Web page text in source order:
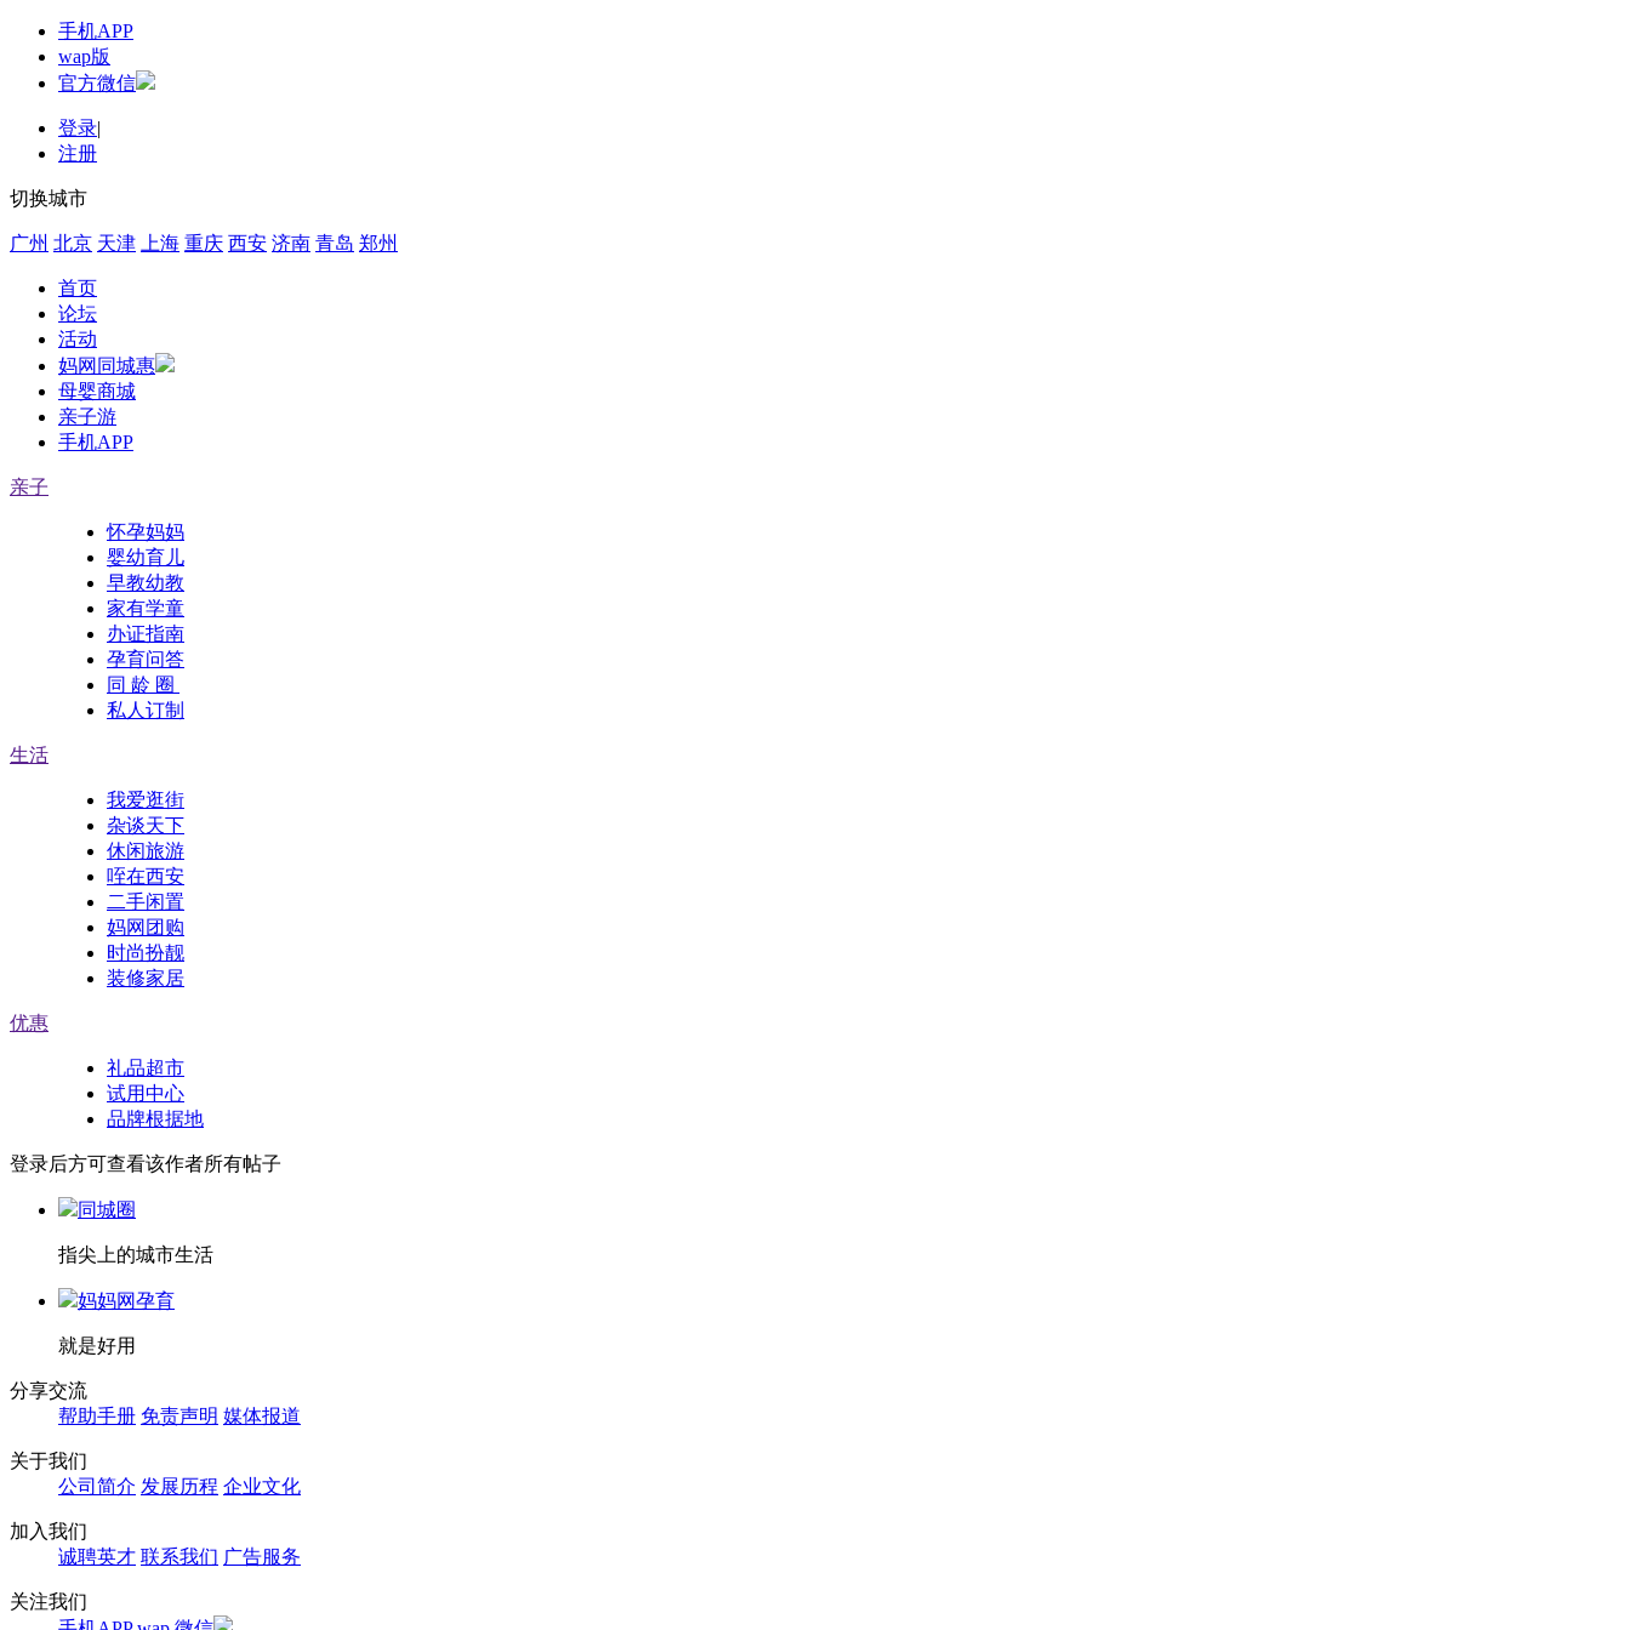
手机APP
wap版
官方微信
登录|
注册
切换城市
广州 北京 天津 上海 重庆 西安 济南 青岛 郑州
首页
论坛
活动
妈网同城惠
母婴商城
亲子游
手机APP
亲子
怀孕妈妈
婴幼育儿
早教幼教
家有学童
办证指南
孕育问答
同 龄 圈
私人订制
生活
我爱逛街
杂谈天下
休闲旅游
咥在西安
二手闲置
妈网团购
时尚扮靓
装修家居
优惠
礼品超市
试用中心
品牌根据地
登录后方可查看该作者所有帖子
同城圈
指尖上的城市生活
妈妈网孕育
就是好用
分享交流
帮助手册 免责声明 媒体报道
关于我们
公司简介 发展历程 企业文化
加入我们
诚聘英才 联系我们 广告服务
关注我们